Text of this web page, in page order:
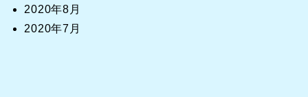
2020年8月
2020年7月